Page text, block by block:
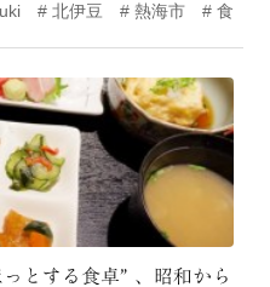
北伊豆 熱海市 食
とする食卓” 、昭和から